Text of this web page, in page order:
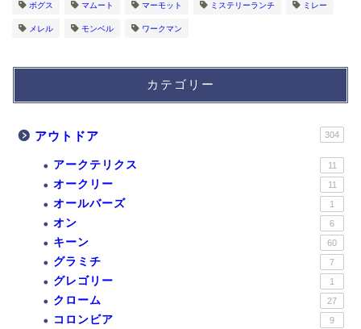
ボグス マムート マーモット ミステリーランチ ミレー
メレル モンベル ワークマン
カテゴリー
アウトドア 304
アークテリクス 11
オークリー 11
オールバーズ 1
オン 6
キーン 60
グラミチ 7
グレゴリー 1
クローム 27
コロンビア 9